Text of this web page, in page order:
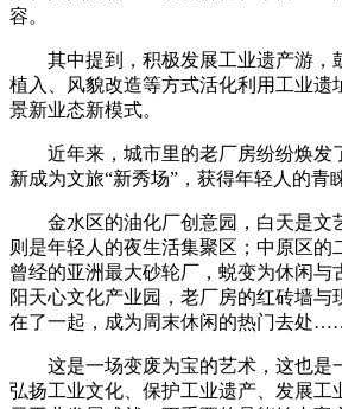
容。
其中提到，积极发展工业遗产游，
植入、风貌改造等方式活化利用工业遗
景新业态新模式。
近年来，城市里的老厂房纷纷焕发
新成为文旅“新秀场”，获得年轻人的青
金水区的油化厂创意园，白天是文
则是年轻人的夜生活集聚区；中原区的
曾经的亚洲最大砂轮厂，蜕变为休闲与
阳天心文化产业园，老厂房的红砖墙与
在了一起，成为周末休闲的热门去处
这是一场变废为宝的艺术，这也是
弘扬工业文化、保护工业遗产、发展工